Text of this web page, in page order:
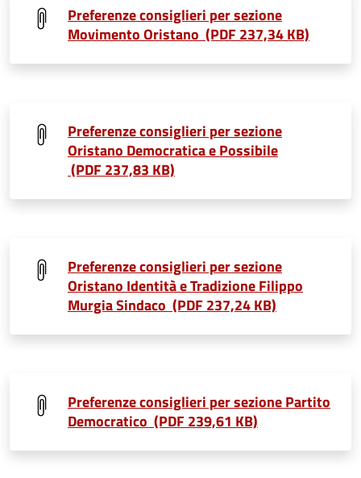
Preferenze consiglieri per sezione
Movimento Oristano (PDF 237,34 KB)
Preferenze consiglieri per sezione
Oristano Democratica e Possibile
(PDF 237,83 KB)
Preferenze consiglieri per sezione
Oristano Identità e Tradizione Filippo
Murgia Sindaco (PDF 237,24 KB)
Preferenze consiglieri per sezione Partito
Democratico (PDF 239,61 KB)